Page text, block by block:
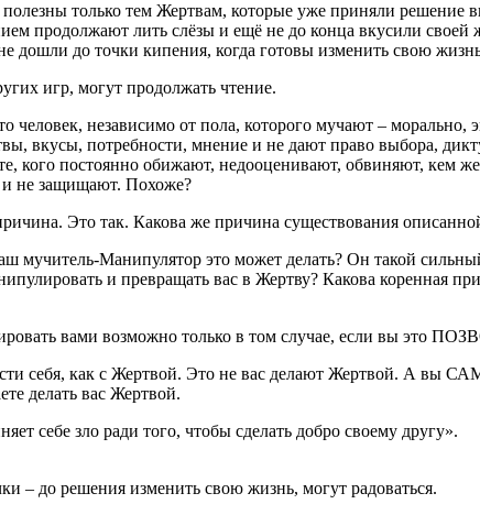
только тем Жертвам, которые уже приняли решение
продолжают лить слёзы и ещё не до конца вкусили своей
дошли до точки кипения, когда готовы изменить свою
игр, могут продолжать чтение.
человек, независимо от пола, которого мучают –
вкусы, потребности, мнение и не дают право выбора,
кого постоянно обижают, недооценивают, обвиняют, кем
не защищают. Похоже?
Это так. Какова же причина существования
мучитель-Манипулятор это может делать? Он такой
и превращать вас в Жертву? Какова коренная
вами возможно только в том случае, если вы это
себя, как с Жертвой. Это не вас делают Жертвой. А вы
делать вас Жертвой.
себе зло ради того, чтобы сделать добро своему другу».
– до решения изменить свою жизнь, могут радоваться.